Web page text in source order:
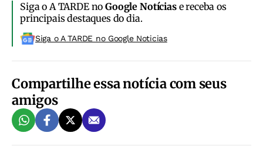
Siga o A TARDE noGoogle Notíciase receba os
principais destaques do dia.
Siga o A TARDE no Google Noticias
Compartilhe essa notícia com seus
amigos